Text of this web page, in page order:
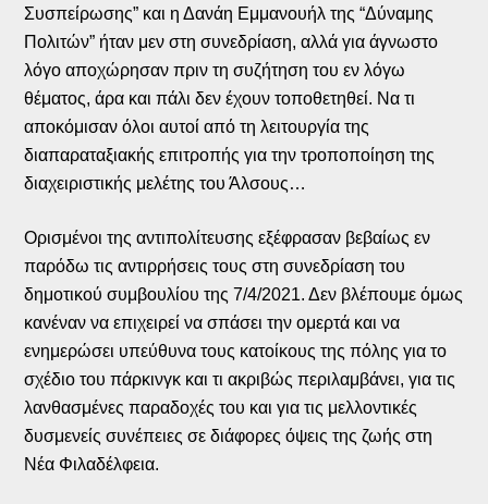
Συσπείρωσης” και η Δανάη Εμμανουήλ της “Δύναμης
Πολιτών” ήταν μεν στη συνεδρίαση, αλλά για άγνωστο
λόγο αποχώρησαν πριν τη συζήτηση του εν λόγω
θέματος, άρα και πάλι δεν έχουν τοποθετηθεί. Να τι
αποκόμισαν όλοι αυτοί από τη λειτουργία της
διαπαραταξιακής επιτροπής για την τροποποίηση της
διαχειριστικής μελέτης του Άλσους…
Ορισμένοι της αντιπολίτευσης εξέφρασαν βεβαίως εν
παρόδω τις αντιρρήσεις τους στη συνεδρίαση του
δημοτικού συμβουλίου της 7/4/2021. Δεν βλέπουμε όμως
κανέναν να επιχειρεί να σπάσει την ομερτά και να
ενημερώσει υπεύθυνα τους κατοίκους της πόλης για το
σχέδιο του πάρκινγκ και τι ακριβώς περιλαμβάνει, για τις
λανθασμένες παραδοχές του και για τις μελλοντικές
δυσμενείς συνέπειες σε διάφορες όψεις της ζωής στη
Νέα Φιλαδέλφεια.